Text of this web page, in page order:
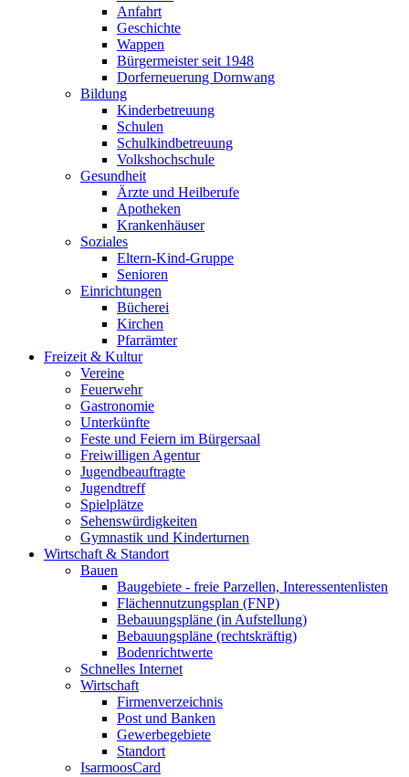
Anfahrt
Geschichte
Wappen
Bürgermeister seit 1948
Dorferneuerung Dornwang
Bildung
Kinderbetreuung
Schulen
Schulkindbetreuung
Volkshochschule
Gesundheit
Ärzte und Heilberufe
Apotheken
Krankenhäuser
Soziales
Eltern-Kind-Gruppe
Senioren
Einrichtungen
Bücherei
Kirchen
Pfarrämter
Freizeit & Kultur
Vereine
Feuerwehr
Gastronomie
Unterkünfte
Feste und Feiern im Bürgersaal
Freiwilligen Agentur
Jugendbeauftragte
Jugendtreff
Spielplätze
Sehenswürdigkeiten
Gymnastik und Kinderturnen
Wirtschaft & Standort
Bauen
Baugebiete - freie Parzellen, Interessentenlisten
Flächennutzungsplan (FNP)
Bebauungspläne (in Aufstellung)
Bebauungspläne (rechtskräftig)
Bodenrichtwerte
Schnelles Internet
Wirtschaft
Firmenverzeichnis
Post und Banken
Gewerbegebiete
Standort
IsarmoosCard